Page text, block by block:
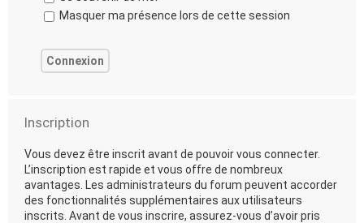
Masquer ma présence lors de cette session
Inscription
Vous devez être inscrit avant de pouvoir vous connecter.
L’inscription est rapide et vous offre de nombreux
avantages. Les administrateurs du forum peuvent accorder
des fonctionnalités supplémentaires aux utilisateurs
inscrits. Avant de vous inscrire, assurez-vous d’avoir pris